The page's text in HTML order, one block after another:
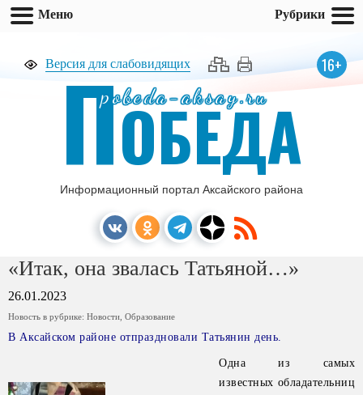
Версия для слабовидящих 16+
pobeda-aksay.ru
ПОБЕДА
Информационный портал Аксайского района
«Итак, она звалась Татьяной…»
26.01.2023
Новость в рубрике: Новости Образование
В Аксайском районе отпраздновали Татьянин день.
Одна из самых
известных обладательниц
Меню Рубрики